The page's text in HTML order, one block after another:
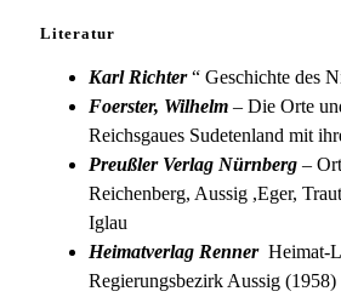
Literatur
Karl Richter“ Geschichte des
Foerster, Wilhelm – Die Orte
Reichsgaues Sudetenland mit
Preußler Verlag Nürnberg –
Reichenberg, Aussig ,Eger,
Iglau
Heimatverlag Renner Heimat-
Regierungsbezirk Aussig (1958)